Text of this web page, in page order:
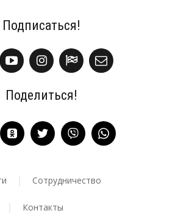
Подписаться!
Поделиться!
Сотрудничество
Контакты